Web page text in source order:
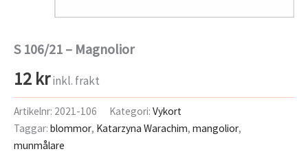
S 106/21 – Magnolior
12 krinkl. frakt
Artikelnr: 2021-106 Kategori: Vykort
Taggar: blommor, Katarzyna Warachim, mangolior,
munmålare